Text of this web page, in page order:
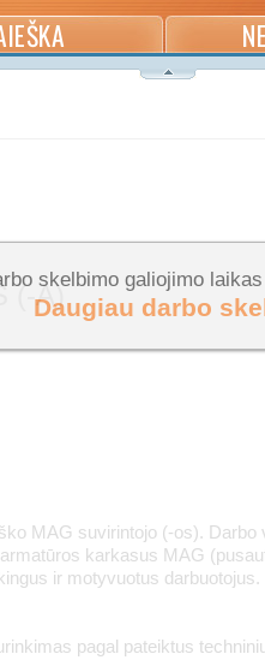
(-A)
MAG suvirintojo (-os).
karkasus MAG
ir motyvuotus darbuotojus.
pagal pateiktus
skelbimo galiojimo
Daugiau darbo